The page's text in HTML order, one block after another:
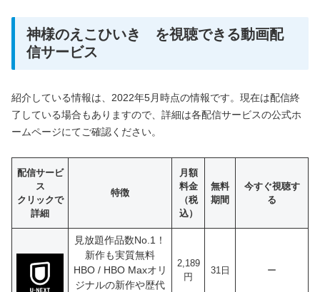
神様のえこひいき を視聴できる動画配
信サービス
紹介している情報は、2022年5月時点の情報です。現在は配信終
了している場合もありますので、詳細は各配信サービスの公式ホ
ームページにてご確認ください。
配信サービ
ス
クリックで
詳細
特徴
月額
料金
（税
込）
無料
期間
今すぐ視聴す
る
見放題作品数No.1！
新作も実質無料
HBO / HBO Maxオリ
ジナルの新作や歴代
2,189
円
31日 ー